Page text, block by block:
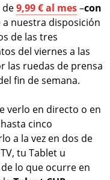
de9,99 € al mes–con
a nuestra disposición
de las tres
del viernes a las
las ruedas de prensa
fin de semana.
verlo en directo o en
cinco
a la vez en dos de
tu Tablet u
lo que ocurre en